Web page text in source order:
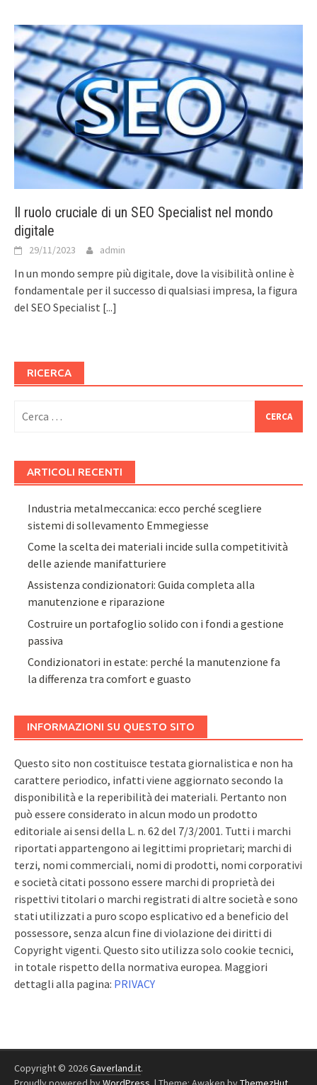
Il ruolo cruciale di un SEO Specialist nel mondo
digitale
29/11/2023 admin
In un mondo sempre più digitale, dove la visibilità online è
fondamentale per il successo di qualsiasi impresa, la figura
del SEO Specialist [...]
RICERCA
per:
ARTICOLI RECENTI
Industria metalmeccanica: ecco perché scegliere
sistemi di sollevamento Emmegiesse
Come la scelta dei materiali incide sulla competitività
delle aziende manifatturiere
Assistenza condizionatori: Guida completa alla
manutenzione e riparazione
Costruire un portafoglio solido con i fondi a gestione
passiva
Condizionatori in estate: perché la manutenzione fa
la differenza tra comfort e guasto
INFORMAZIONI SU QUESTO SITO
Questo sito non costituisce testata giornalistica e non ha
carattere periodico, infatti viene aggiornato secondo la
disponibilità e la reperibilità dei materiali. Pertanto non
può essere considerato in alcun modo un prodotto
editoriale ai sensi della L. n. 62 del 7/3/2001. Tutti i marchi
riportati appartengono ai legittimi proprietari; marchi di
terzi, nomi commerciali, nomi di prodotti, nomi corporativi
e società citati possono essere marchi di proprietà dei
rispettivi titolari o marchi registrati di altre società e sono
stati utilizzati a puro scopo esplicativo ed a beneficio del
possessore, senza alcun fine di violazione dei diritti di
Copyright vigenti. Questo sito utilizza solo cookie tecnici,
in totale rispetto della normativa europea. Maggiori
dettagli alla pagina: PRIVACY
Copyright © 2026Gaverland.it.